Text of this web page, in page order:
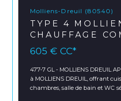
Molliens-Dreuil (80540)
TYPE 4
CHAUFFAGE
605 € CC*
477-7 GL - MOLLIENS DREUIL
à MOLLIENS DREUIL, offrant
chambres, salle de bain et WC